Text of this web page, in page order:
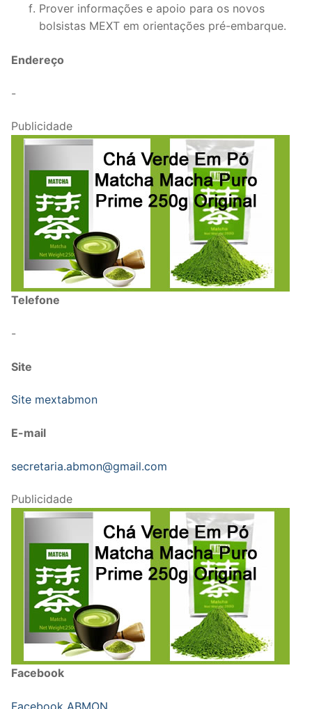
Prover informações e apoio para os novos
bolsistas MEXT em orientações pré-embarque.
Endereço
-
Publicidade
Telefone
-
Site
Site mextabmon
E-mail
secretaria.abmon@gmail.com
Publicidade
Facebook
Facebook ABMON